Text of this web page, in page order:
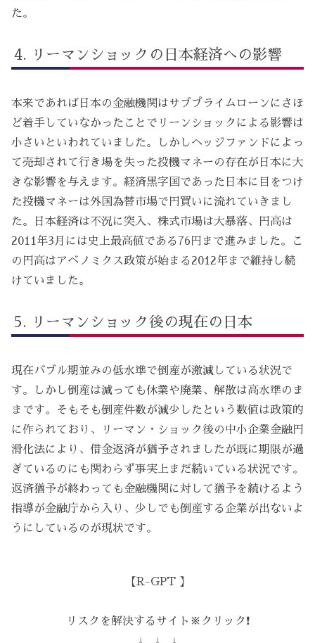
た。
リーマンショックの日本経済への影響
本来であれば日本の金融機関はサブプライムローンにさほ
ど着手していなかったことでリーンショックによる影響は
小さいといわれていました。しかしヘッジファンドによっ
て売却されて行き場を失った投機マネーの存在が日本に大
きな影響を与えます。経済黒字国であった日本に目をつけ
た投機マネーは外国為替市場で円買いに流れていきまし
た。日本経済は不況に突入、株式市場は大暴落、円高は
2011年3月には史上最高値である76円まで進みました。こ
の円高はアベノミクス政策が始まる2012年まで維持し続
けていました。
リーマンショック後の現在の日本
現在バブル期並みの低水準で倒産が激減している状況で
す。しかし倒産は減っても休業や廃業、解散は高水準のま
まです。そもそも倒産件数が減少したという数値は政策的
に作られており、リーマン・ショック後の中小企業金融円
滑化法により、借金返済が猶予されましたが既に期限が過
ぎているのにも関わらず事実上まだ続いている状況です。
返済猶予が終わっても金融機関に対して猶予を続けるよう
指導が金融庁から入り、少しでも倒産する企業が出ないよ
うにしているのが現状です。
【R-GPT 】
リスクを解決するサイト※クリック❗️
↓ ↓ ↓